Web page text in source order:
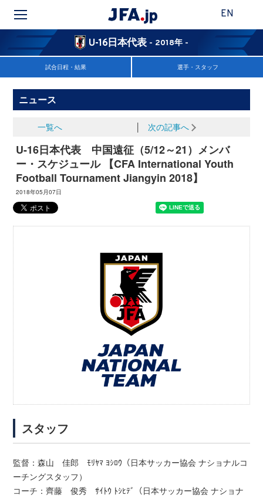
EN
U-16日本代表 - 2018年 -
試合日程・結果 選手・スタッフ
ニュース
一覧へ 次の記事へ
U-16日本代表 中国遠征（5/12～21）メンバ
ー・スケジュール 【CFA International Youth
Football Tournament Jiangyin 2018】
2018年05月07日
スタッフ
監督：森山 佳郎 ﾓﾘﾔﾏ ﾖｼﾛｳ（日本サッカー協会 ナショナルコ
ーチングスタッフ）
コーチ：齊藤 俊秀 ｻｲﾄｳ ﾄｼﾋﾃﾞ（日本サッカー協会 ナショナ